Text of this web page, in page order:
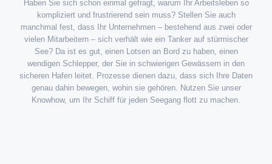
Haben Sie sich schon einmal gefragt, warum Ihr Arbeitsleben so
kompliziert und frustrierend sein muss? Stellen Sie auch
manchmal fest, dass Ihr Unternehmen – bestehend aus zwei oder
vielen Mitarbeitern – sich verhält wie ein Tanker auf stürmischer
See? Da ist es gut, einen Lotsen an Bord zu haben, einen
wendigen Schlepper, der Sie in schwierigen Gewässern in den
sicheren Hafen leitet. Prozesse dienen dazu, dass sich Ihre Daten
genau dahin bewegen, wohin sie gehören. Nutzen Sie unser
Knowhow, um Ihr Schiff für jeden Seegang flott zu machen.